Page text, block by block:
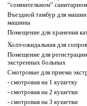
“сомнительном”
Въездной тамбур для
машины
Помещение для хранения
Холл-ожидальная для
Помещение для
экстренных больных
Смотровые для приема
- смотровая на 1 кушетку
- смотровая на 2 кушетки
- смотровая на 3 кушетки